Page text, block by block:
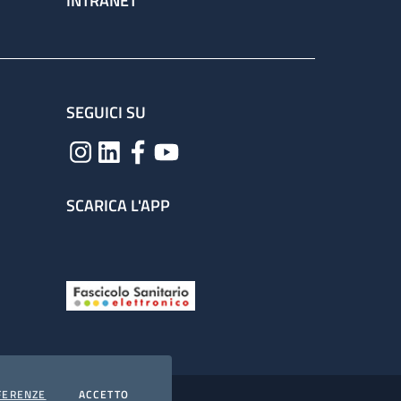
COOKIESACCETTOI COOKIES
SEGUICI SU
SCARICA L'APP